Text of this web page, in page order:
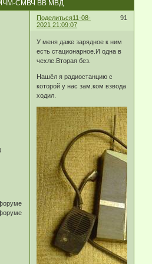
CМВЧ ВВ МВД
Поделиться 91
11-08-
2021 21:09:07
У меня даже зарядное к ним
есть стационарное.И одна в
чехле.Вторая без.
Нашёл я радиостанцию с
которой у нас зам.ком взвода
ходил.